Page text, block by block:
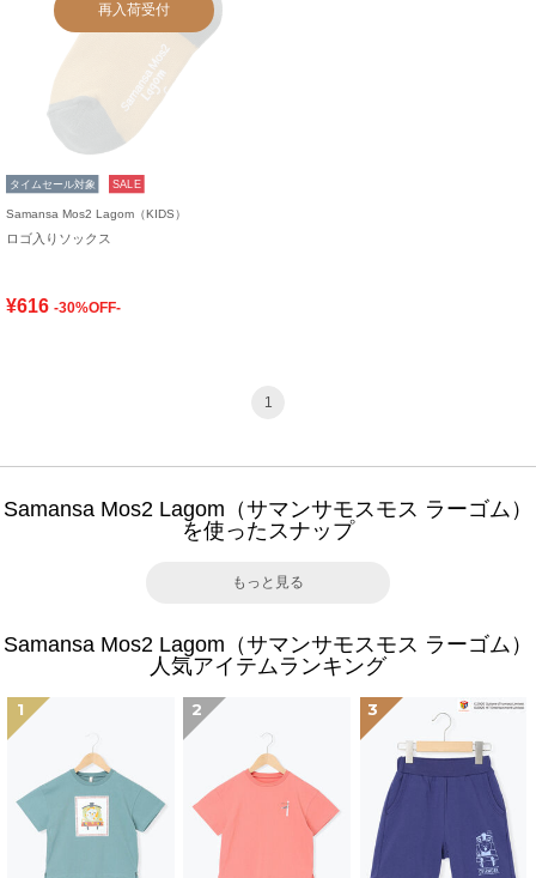
再入荷受付
タイムセール対象 SALE
Samansa Mos2 Lagom（KIDS）
ロゴ入りソックス
¥616 -30%OFF-
1
Samansa Mos2 Lagom（サマンサモスモス ラーゴム）
を使ったスナップ
もっと見る
Samansa Mos2 Lagom（サマンサモスモス ラーゴム）
人気アイテムランキング
1 2 3